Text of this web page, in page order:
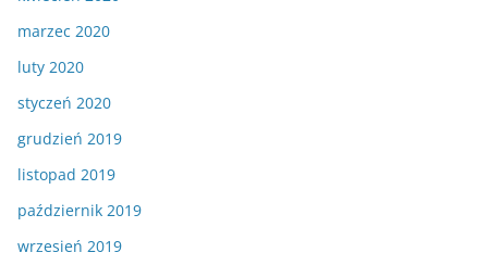
marzec 2020
luty 2020
styczeń 2020
grudzień 2019
listopad 2019
październik 2019
wrzesień 2019